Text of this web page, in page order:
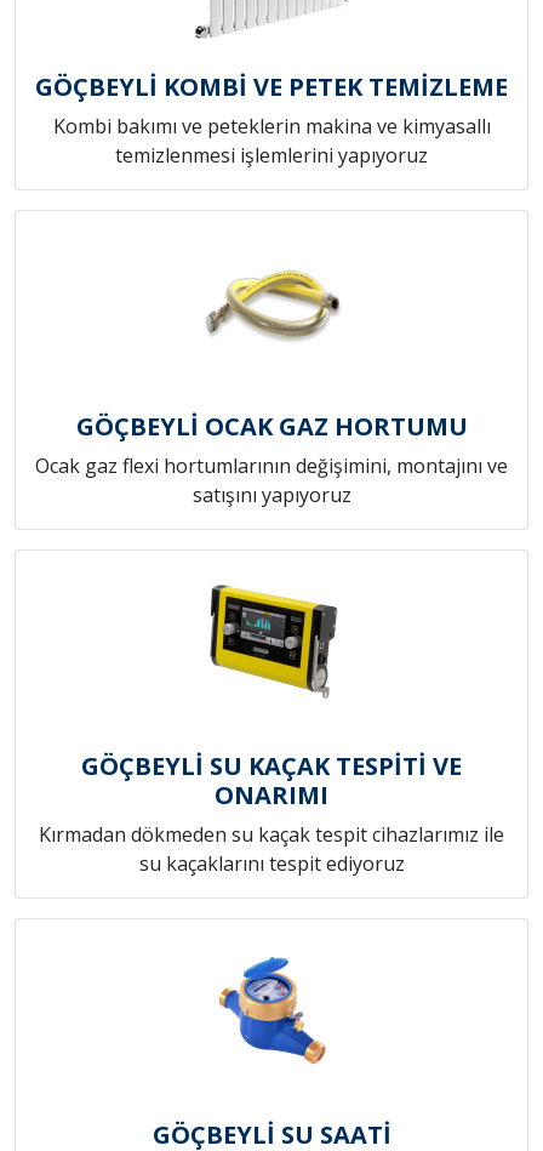
GÖÇBEYLİ KOMBİ VE PETEK TEMİZLEME
Kombi bakımı ve peteklerin makina ve kimyasallı
temizlenmesi işlemlerini yapıyoruz
GÖÇBEYLİ OCAK GAZ HORTUMU
Ocak gaz flexi hortumlarının değişimini, montajını ve
satışını yapıyoruz
GÖÇBEYLİ SU KAÇAK TESPİTİ VE
ONARIMI
Kırmadan dökmeden su kaçak tespit cihazlarımız ile
su kaçaklarını tespit ediyoruz
GÖÇBEYLİ SU SAATİ